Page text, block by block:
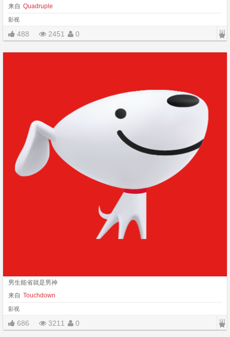
来自 Quadruple
影视
488 2451 0 |||
男生能省就是男神
来自 Touchdown
影视
686 3211 0 |||